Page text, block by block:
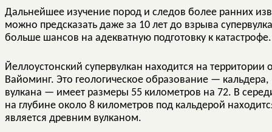
Дальнейшее изучение пород и следов более ранних
можно предсказать даже за 10 лет до взрыва
больше шансов на адекватную подготовку к катастрофе.
Йеллоустонский супервулкан находится на
Вайоминг. Это геологическое образование —
вулкана — имеет размеры 55 километров на 72. В
на глубине около 8 километров под кальдерой
является древним вулканом.